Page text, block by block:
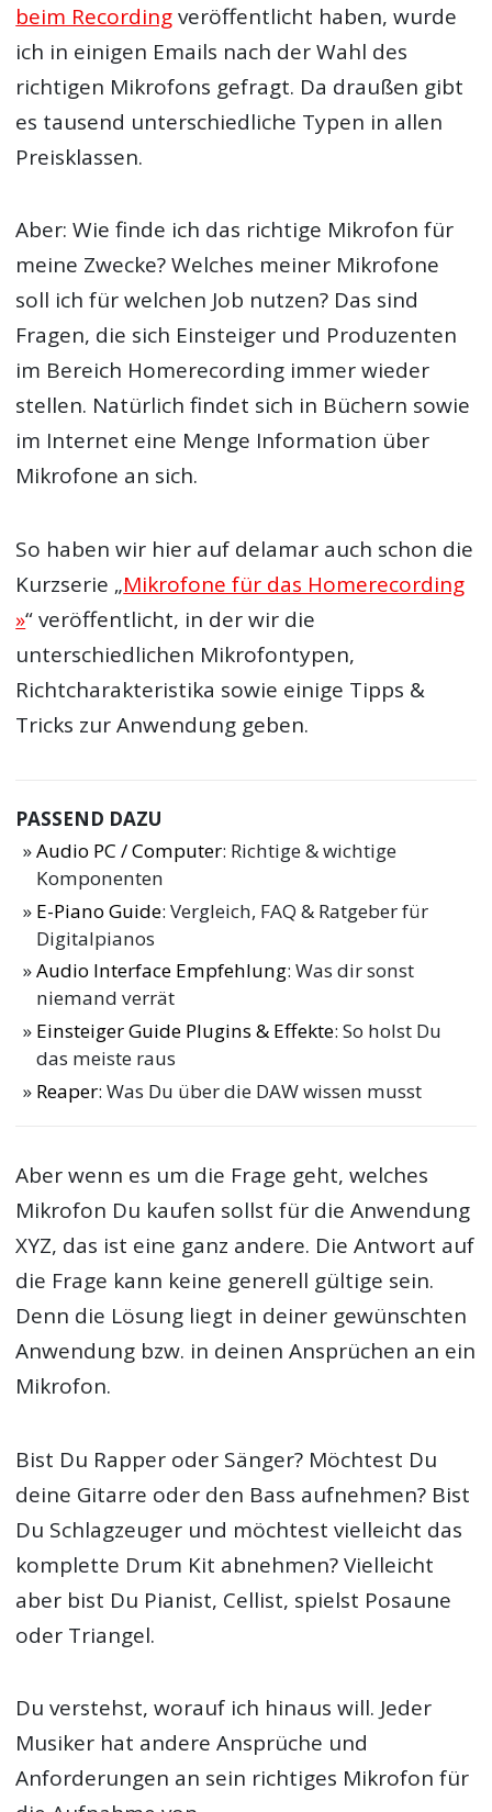
beim Recordingveröffentlicht haben, wurde
ich in einigen Emails nach der Wahl des
richtigen Mikrofons gefragt. Da draußen gibt
es tausend unterschiedliche Typen in allen
Preisklassen.
Aber: Wie finde ich das richtige Mikrofon für
meine Zwecke? Welches meiner Mikrofone
soll ich für welchen Job nutzen? Das sind
Fragen, die sich Einsteiger und Produzenten
im Bereich Homerecording immer wieder
stellen. Natürlich findet sich in Büchern sowie
im Internet eine Menge Information über
Mikrofone an sich.
So haben wir hier auf delamar auch schon die
Kurzserie „Mikrofone für das Homerecording
»“ veröffentlicht, in der wir die
unterschiedlichen Mikrofontypen,
Richtcharakteristika sowie einige Tipps &
Tricks zur Anwendung geben.
PASSEND DAZU
Audio PC / Computer: Richtige & wichtige
Komponenten
E-Piano Guide: Vergleich, FAQ & Ratgeber für
Digitalpianos
Audio Interface Empfehlung: Was dir sonst
niemand verrät
Einsteiger Guide Plugins & Effekte: So holst Du
das meiste raus
Reaper: Was Du über die DAW wissen musst
Aber wenn es um die Frage geht, welches
Mikrofon Du kaufen sollst für die Anwendung
XYZ, das ist eine ganz andere. Die Antwort auf
die Frage kann keine generell gültige sein.
Denn die Lösung liegt in deiner gewünschten
Anwendung bzw. in deinen Ansprüchen an ein
Mikrofon.
Bist Du Rapper oder Sänger? Möchtest Du
deine Gitarre oder den Bass aufnehmen? Bist
Du Schlagzeuger und möchtest vielleicht das
komplette Drum Kit abnehmen? Vielleicht
aber bist Du Pianist, Cellist, spielst Posaune
oder Triangel.
Du verstehst, worauf ich hinaus will. Jeder
Musiker hat andere Ansprüche und
Anforderungen an sein richtiges Mikrofon für